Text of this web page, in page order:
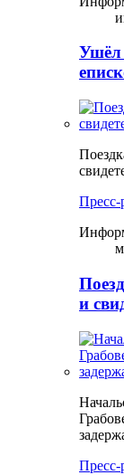
Ушёл
Пресс-
и
Пресс-